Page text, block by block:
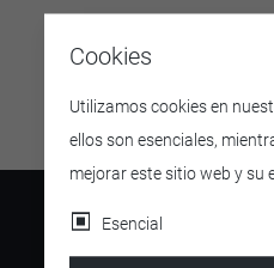
Cookies
Utilizamos cookies en
ellos son esenciales,
mejorar este sitio web y su
Esencial